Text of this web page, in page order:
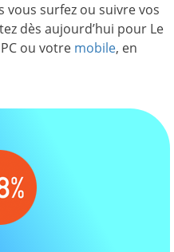
vous surfez ou suivre vos
dès aujourd’hui pour Le
ou votre mobile, en